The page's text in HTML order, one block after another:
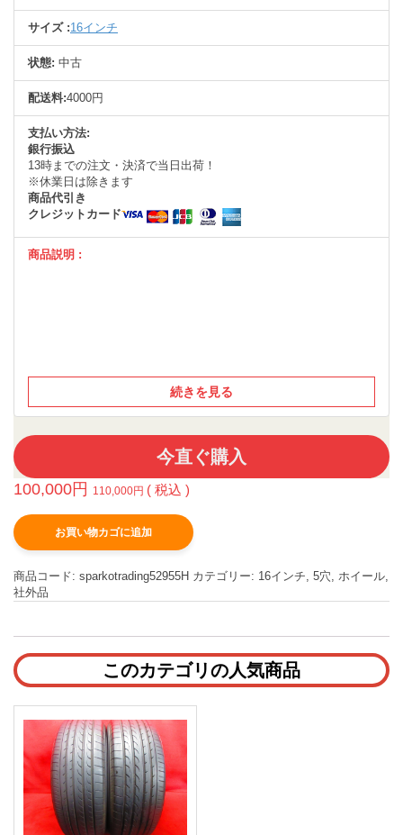
サイズ :16インチ
状態: 中古
配送料:4000円
支払い方法:
銀行振込
13時までの注文・決済で当日出荷！
※休業日は除きます
商品代引き
クレジットカード
商品説明 :
続きを見る
今直ぐ購入
100,000円 110,000円 ( 税込 )
お買い物カゴに追加
商品コード: sparkotrading52955H カテゴリー: 16インチ 5穴 ホイール
社外品
このカテゴリの人気商品